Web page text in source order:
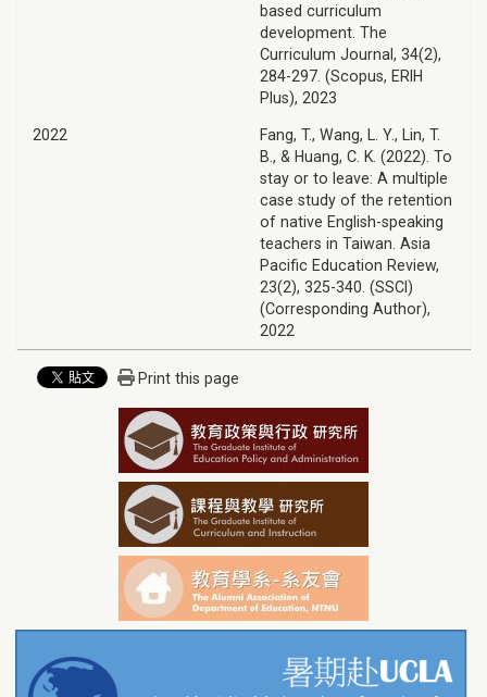
based curriculum
development. The
Curriculum Journal, 34(2),
284-297. (Scopus, ERIH
Plus), 2023
2022
Fang, T., Wang, L. Y., Lin, T.
B., & Huang, C. K. (2022). To
stay or to leave: A multiple
case study of the retention
of native English-speaking
teachers in Taiwan. Asia
Pacific Education Review,
23(2), 325-340. (SSCI)
(Corresponding Author),
2022
Print this page